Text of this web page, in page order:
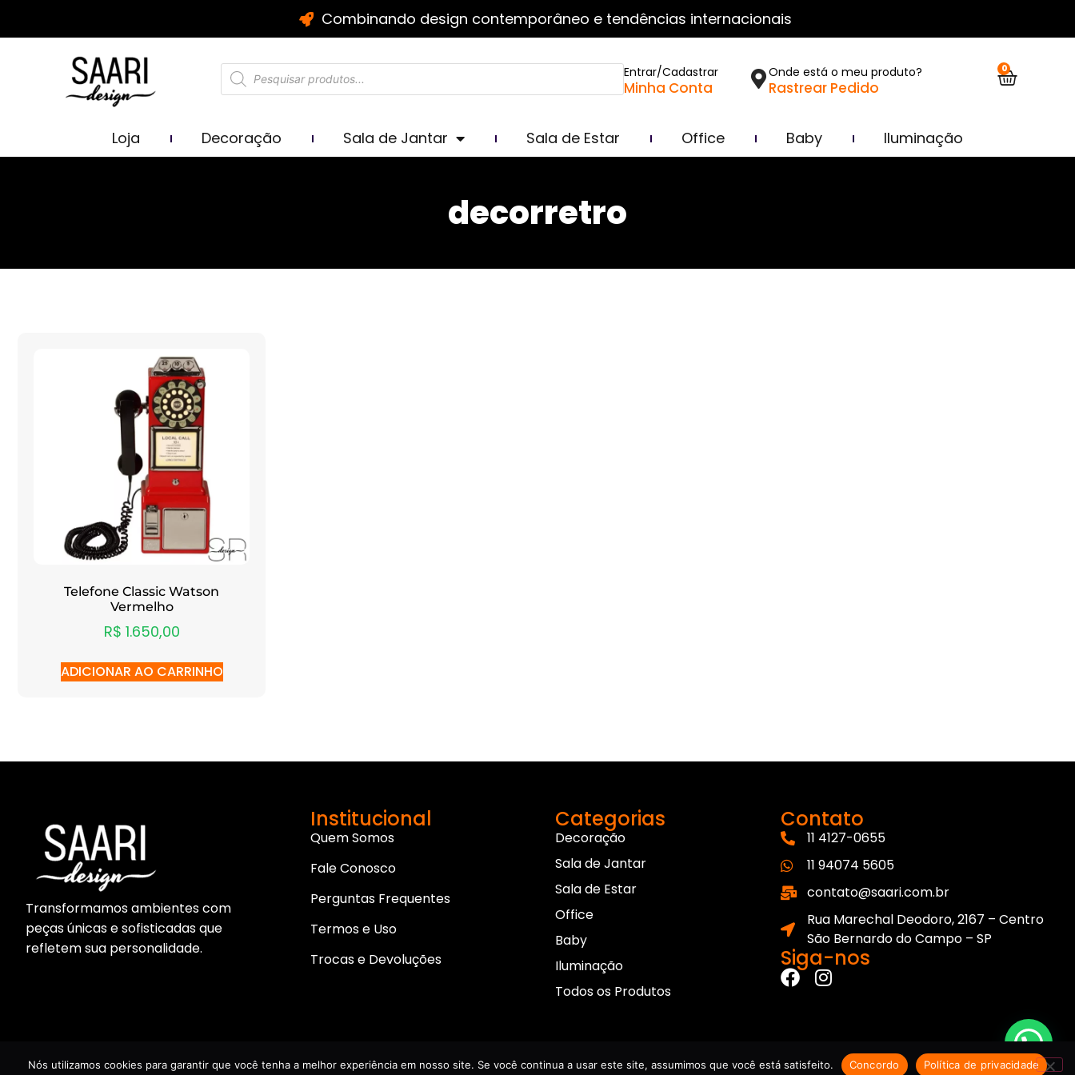
Combinando design contemporâneo e tendências internacionais
Entrar/Cadastrar
Minha Conta
Onde está o meu produto?
Rastrear Pedido
0
Loja Decoração Sala de Jantar Sala de Estar Office Baby Iluminação
decorretro
Telefone Classic Watson
Vermelho
R$ 1.650,00
ADICIONAR AO CARRINHO
Transformamos ambientes com
peças únicas e sofisticadas que
refletem sua personalidade.
Institucional
Quem Somos
Fale Conosco
Perguntas Frequentes
Termos e Uso
Trocas e Devoluções
Categorias
Decoração
Sala de Jantar
Sala de Estar
Office
Baby
Iluminação
Todos os Produtos
Contato
11 4127-0655
11 94074 5605
contato@saari.com.br
Rua Marechal Deodoro, 2167 – Centro
São Bernardo do Campo – SP
Siga-nos
SAARI Design - Todos Os Direitos Reservados Política de privacidade
Nós utilizamos cookies para garantir que você tenha a melhor experiência em nosso site. Se você continua a usar este site, assumimos que você está satisfeito. Concordo Política de privacidade